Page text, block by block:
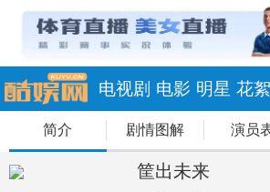
电视剧 电影 明星 花絮
简介 剧情图解 演员
筐出未来